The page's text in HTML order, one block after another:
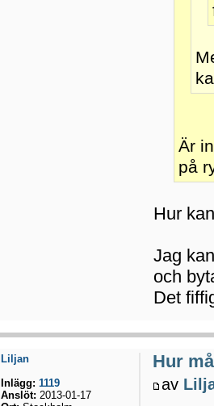
Är
på
Hur
Jag
och
Det
Hur
av
Liljan
Inlägg: 1119
Anslöt: 2013-01-17